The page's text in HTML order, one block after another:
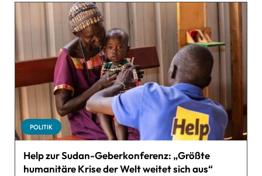
POLITIK
Help zur Sudan-Geberkonferenz: „Größte
humanitäre Krise der Welt weitet sich aus“